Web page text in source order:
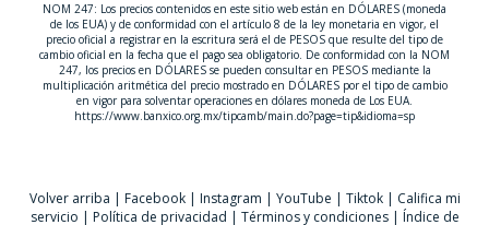
NOM 247: Los precios contenidos en este sitio web están en DÓLARES (moneda
de los EUA) y de conformidad con el artículo 8 de la ley monetaria en vigor, el
precio oficial a registrar en la escritura será el de PESOS que resulte del tipo de
cambio oficial en la fecha que el pago sea obligatorio. De conformidad con la NOM
247, los precios en DÓLARES se pueden consultar en PESOS mediante la
multiplicación aritmética del precio mostrado en DÓLARES por el tipo de cambio
en vigor para solventar operaciones en dólares moneda de Los EUA.
https://www.banxico.org.mx/tipcamb/main.do?page=tip&idioma=sp
Volver arriba | Facebook| Instagram | YouTube | Tiktok| Califica mi
servicio | Política de privacidad | Términos y condiciones| Índice de